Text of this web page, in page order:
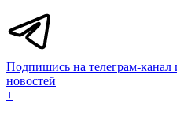
Подпишись на телеграм-канал
новостей
+